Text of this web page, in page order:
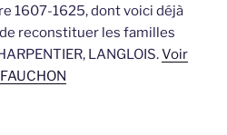
1607-1625, dont voici déjà
reconstituer les familles
LANGLOIS.Voir